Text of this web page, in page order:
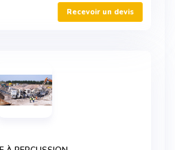
Recevoir un devis